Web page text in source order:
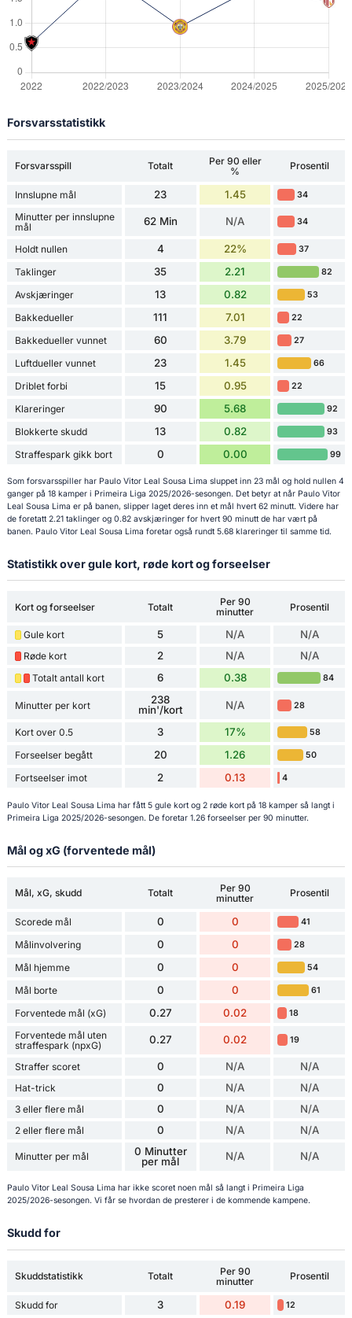
Forsvarsstatistikk
Forsvarsspill Totalt
Per 90 eller
%
Prosentil
Innslupne mål 23 1.45 34
Minutter per innslupne
mål
62 Min N/A 34
Holdt nullen 4 22% 37
Taklinger 35 2.21 82
Avskjæringer 13 0.82 53
Bakkedueller 111 7.01 22
Bakkedueller vunnet 60 3.79 27
Luftdueller vunnet 23 1.45 66
Driblet forbi 15 0.95 22
Klareringer 90 5.68 92
Blokkerte skudd 13 0.82 93
Straffespark gikk bort 0 0.00 99
Som forsvarsspiller har Paulo Vitor Leal Sousa Lima sluppet inn 23 mål og hold nullen 4
ganger på 18 kamper i Primeira Liga 2025/2026-sesongen. Det betyr at når Paulo Vitor
Leal Sousa Lima er på banen, slipper laget deres inn et mål hvert 62 minutt. Videre har
de foretatt 2.21 taklinger og 0.82 avskjæringer for hvert 90 minutt de har vært på
banen. Paulo Vitor Leal Sousa Lima foretar også rundt 5.68 klareringer til samme tid.
Statistikk over gule kort, røde kort og forseelser
Kort og forseelser Totalt
Per 90
minutter
Prosentil
Gule kort 5 N/A N/A
Røde kort 2 N/A N/A
Totalt antall kort 6 0.38 84
Minutter per kort
238
min'/kort
N/A 28
Kort over 0.5 3 17% 58
Forseelser begått 20 1.26 50
Fortseelser imot 2 0.13 4
Paulo Vitor Leal Sousa Lima har fått 5 gule kort og 2 røde kort på 18 kamper så langt i
Primeira Liga 2025/2026-sesongen. De foretar 1.26 forseelser per 90 minutter.
Mål og xG (forventede mål)
Mål, xG, skudd Totalt
Per 90
minutter
Prosentil
Scorede mål 0 0 41
Målinvolvering 0 0 28
Mål hjemme 0 0 54
Mål borte 0 0 61
Forventede mål (xG) 0.27 0.02 18
Forventede mål uten
straffespark (npxG)
0.27 0.02 19
Straffer scoret 0 N/A N/A
Hat-trick 0 N/A N/A
3 eller flere mål 0 N/A N/A
2 eller flere mål 0 N/A N/A
Minutter per mål
0 Minutter
per mål
N/A N/A
Paulo Vitor Leal Sousa Lima har ikke scoret noen mål så langt i Primeira Liga
2025/2026-sesongen. Vi får se hvordan de presterer i de kommende kampene.
Skudd for
Skuddstatistikk Totalt
Per 90
minutter
Prosentil
Skudd for 3 0.19 12